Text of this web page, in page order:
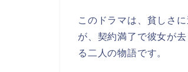
このドラマは、貧しさ
が、契約満了で彼女が
る二人の物語です。